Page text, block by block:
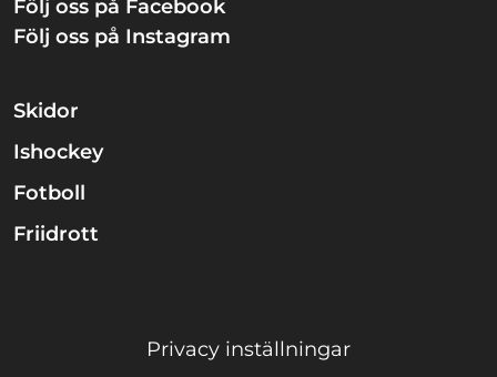
Följ oss på Facebook
Följ oss på Instagram
Skidor
Ishockey
Fotboll
Friidrott
Privacy inställningar